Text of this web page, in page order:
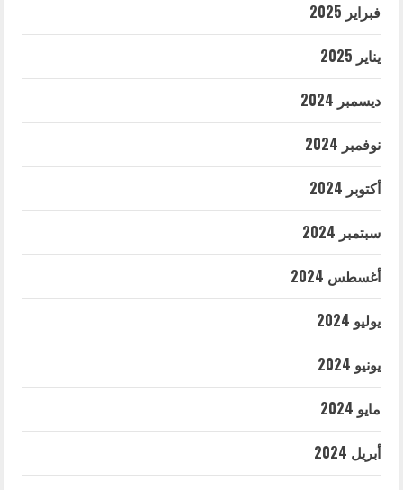
فبراير 2025
يناير 2025
ديسمبر 2024
نوفمبر 2024
أكتوبر 2024
سبتمبر 2024
أغسطس 2024
يوليو 2024
يونيو 2024
مايو 2024
أبريل 2024